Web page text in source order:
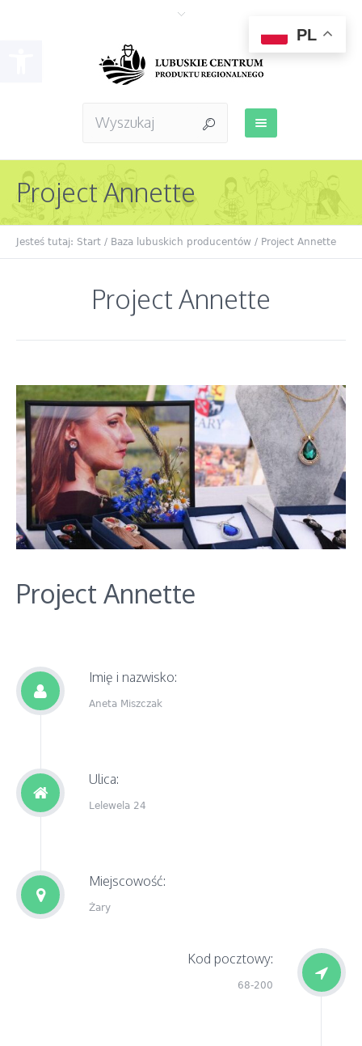
Project Annette
Jesteś tutaj: Start / Baza lubuskich producentów / Project Annette
Project Annette
Project Annette
Imię i nazwisko:
Aneta Miszczak
Ulica:
Lelewela 24
Miejscowość:
Żary
Kod pocztowy:
68-200
PL